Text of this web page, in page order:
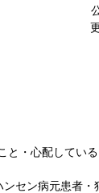
と・心配してい
セン病元患者・